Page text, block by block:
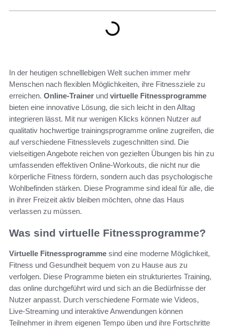
In der heutigen schnelllebigen Welt suchen immer mehr
Menschen nach flexiblen Möglichkeiten, ihre Fitnessziele zu
erreichen. Online-Trainer und virtuelle Fitnessprogramme
bieten eine innovative Lösung, die sich leicht in den Alltag
integrieren lässt. Mit nur wenigen Klicks können Nutzer auf
qualitativ hochwertige trainingsprogramme online zugreifen, die
auf verschiedene Fitnesslevels zugeschnitten sind. Die
vielseitigen Angebote reichen von gezielten Übungen bis hin zu
umfassenden effektiven Online-Workouts, die nicht nur die
körperliche Fitness fördern, sondern auch das psychologische
Wohlbefinden stärken. Diese Programme sind ideal für alle, die
in ihrer Freizeit aktiv bleiben möchten, ohne das Haus
verlassen zu müssen.
Was sind virtuelle Fitnessprogramme?
Virtuelle Fitnessprogramme sind eine moderne Möglichkeit,
Fitness und Gesundheit bequem von zu Hause aus zu
verfolgen. Diese Programme bieten ein strukturiertes Training,
das online durchgeführt wird und sich an die Bedürfnisse der
Nutzer anpasst. Durch verschiedene Formate wie Videos,
Live-Streaming und interaktive Anwendungen können
Teilnehmer in ihrem eigenen Tempo üben und ihre Fortschritte